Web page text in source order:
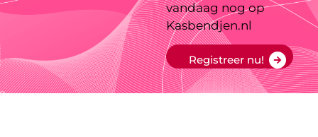
vandaag nog op
Kasbendjen.nl
Registreer nu!